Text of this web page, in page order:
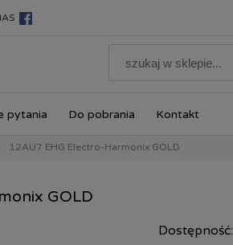
pytania Do pobrania Kontakt
12AU7 EHG Electro-Harmonix GOLD
GOLD
Dostępność: